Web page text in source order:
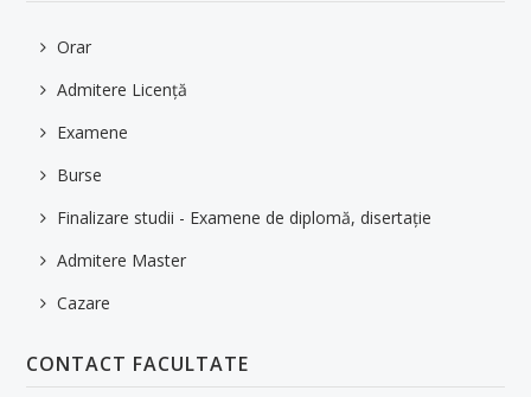
Centre de cercetare
Conferințe externe
EVENIMENTE
Orar
Admitere Licență
Examene
Burse
Finalizare studii - Examene de diplomă, disertație
Admitere Master
Cazare
CONTACT FACULTATE